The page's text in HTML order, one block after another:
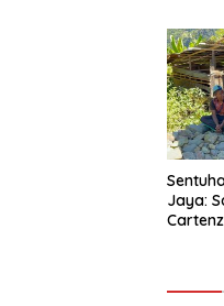
Jaya: